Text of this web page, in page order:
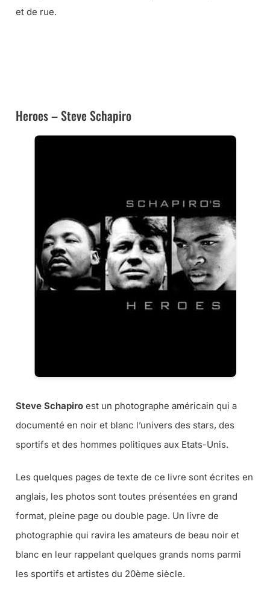
et de rue.
Heroes – Steve Schapiro
Steve Schapiro est un photographe américain qui a
documenté en noir et blanc l’univers des stars, des
sportifs et des hommes politiques aux Etats-Unis.
Les quelques pages de texte de ce livre sont écrites en
anglais, les photos sont toutes présentées en grand
format, pleine page ou double page. Un livre de
photographie qui ravira les amateurs de beau noir et
blanc en leur rappelant quelques grands noms parmi
les sportifs et artistes du 20ème siècle.